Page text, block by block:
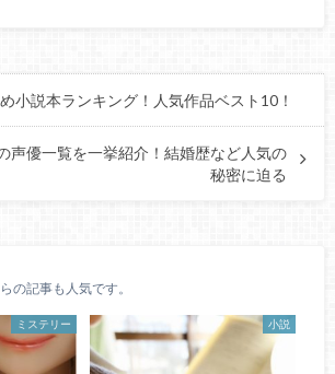
小説本ランキング！人気作品ベスト10！
声優一覧を一挙紹介！結婚歴など人気の
秘密に迫る
の記事も人気です。
ミステリー 小説